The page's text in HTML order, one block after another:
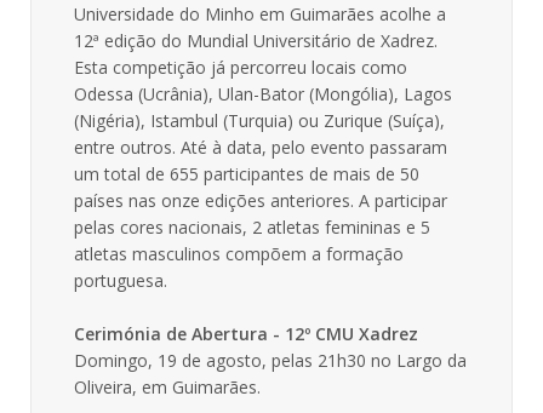
Universidade do Minho em Guimarães acolhe a
12ª edição do Mundial Universitário de Xadrez.
Esta competição já percorreu locais como
Odessa (Ucrânia), Ulan-Bator (Mongólia), Lagos
(Nigéria), Istambul (Turquia) ou Zurique (Suíça),
entre outros. Até à data, pelo evento passaram
um total de 655 participantes de mais de 50
países nas onze edições anteriores. A participar
pelas cores nacionais, 2 atletas femininas e 5
atletas masculinos compõem a formação
portuguesa.
Cerimónia de Abertura - 12º CMU Xadrez
Domingo, 19 de agosto, pelas 21h30 no Largo da
Oliveira, em Guimarães.